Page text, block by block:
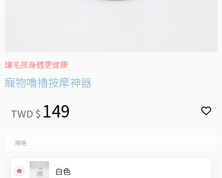
讓毛孩身體更健康
寵物嚕擼按摩神器
TWD $ 149
規格
白色